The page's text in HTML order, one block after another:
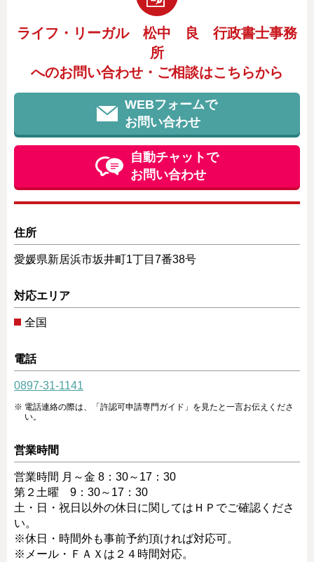
ライフ・リーガル 松中 良 行政書士事務
所
へのお問い合わせ・ご相談はこちらから
WEBフォームで
お問い合わせ
自動チャットで
お問い合わせ
住所
愛媛県新居浜市坂井町1丁目7番38号
対応エリア
全国
電話
0897-31-1141
電話連絡の際は、「許認可申請専門ガイド」を見たと一言お伝えくださ
い。
営業時間
営業時間 月～金 8：30～17：30
第２土曜 9：30～17：30
土・日・祝日以外の休日に関してはＨＰでご確認くださ
い。
※休日・時間外も事前予約頂ければ対応可。
※メール・ＦＡＸは２４時間対応。